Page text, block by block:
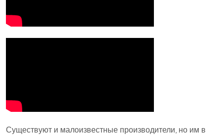
Существуют и малоизвестные производители, но им в